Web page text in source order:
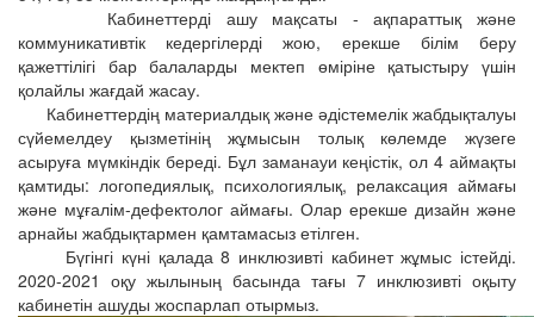
Кабинеттерді ашу мақсаты - ақпараттық және
коммуникативтік кедергілерді жою, ерекше білім беру
қажеттілігі бар балаларды мектеп өміріне қатыстыру үшін
қолайлы жағдай жасау.
Кабинеттердің материалдық және әдістемелік жабдықталуы
сүйемелдеу қызметінің жұмысын толық көлемде жүзеге
асыруға мүмкіндік береді. Бұл заманауи кеңістік, ол 4 аймақты
қамтиды: логопедиялық, психологиялық, релаксация аймағы
және мұғалім-дефектолог аймағы. Олар ерекше дизайн және
арнайы жабдықтармен қамтамасыз етілген.
Бүгінгі күні қалада 8 инклюзивті кабинет жұмыс істейді.
2020-2021 оқу жылының басында тағы 7 инклюзивті оқыту
кабинетін ашуды жоспарлап отырмыз.